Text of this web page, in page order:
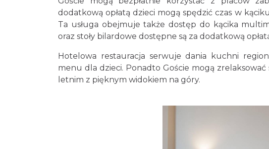
dodatkową opłatą dzieci mogą spędzić czas w
Ta usługa obejmuje także dostęp do kącika
oraz stoły bilardowe dostępne są za dodatkową
Hotelowa restauracja serwuje dania kuchni
menu dla dzieci. Ponadto Goście mogą
letnim z pięknym widokiem na góry.